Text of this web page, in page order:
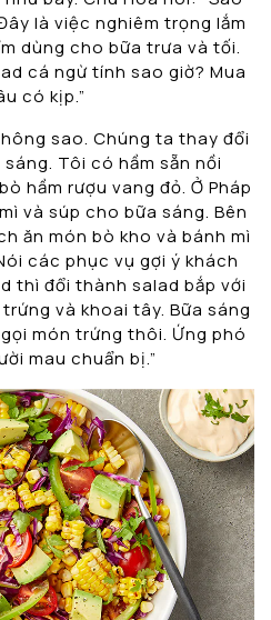
là việc nghiêm trọng lắm
dùng cho bữa trưa và tối.
cá ngừ tính sao giờ? Mua
có kịp.”
sao. Chúng ta thay đổi
Tôi có hầm sẵn nồi
hầm rượu vang đỏ. Ở Pháp
và súp cho bữa sáng. Bên
ăn món bò kho và bánh mì
các phục vụ gợi ý khách
thì đổi thành salad bắp với
và khoai tây. Bữa sáng
món trứng thôi. Ứng phó
mau chuẩn bị.”